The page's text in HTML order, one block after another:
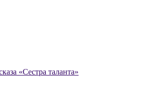
«Сестра таланта»